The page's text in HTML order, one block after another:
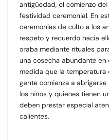
antigüedad, el comienzo
festividad ceremonial. En
ceremonias de culto a los
respeto y recuerdo hacia
oraba mediante rituales
una cosecha abundante en
medida que la temperatura
gente comienza a abrigarse
los niños y quienes tienen
deben prestar especial
calientes.